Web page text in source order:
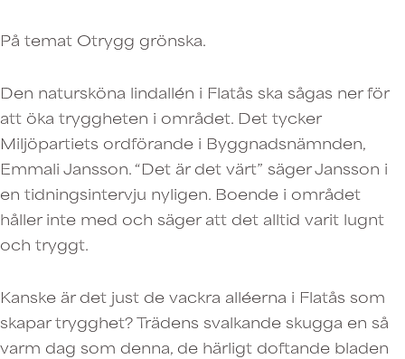
På temat Otrygg grönska.
Den natursköna lindallén i Flatås ska sågas ner för
att öka tryggheten i området. Det tycker
Miljöpartiets ordförande i Byggnadsnämnden,
Emmali Jansson. “Det är det värt” säger Jansson i
en tidningsintervju nyligen. Boende i området
håller inte med och säger att det alltid varit lugnt
och tryggt.
Kanske är det just de vackra alléerna i Flatås som
skapar trygghet? Trädens svalkande skugga en så
varm dag som denna, de härligt doftande bladen